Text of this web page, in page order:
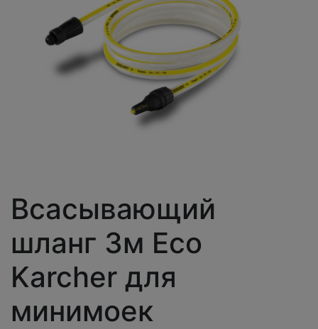
Всасывающий
шланг 3м Eco
Karcher для
минимоек